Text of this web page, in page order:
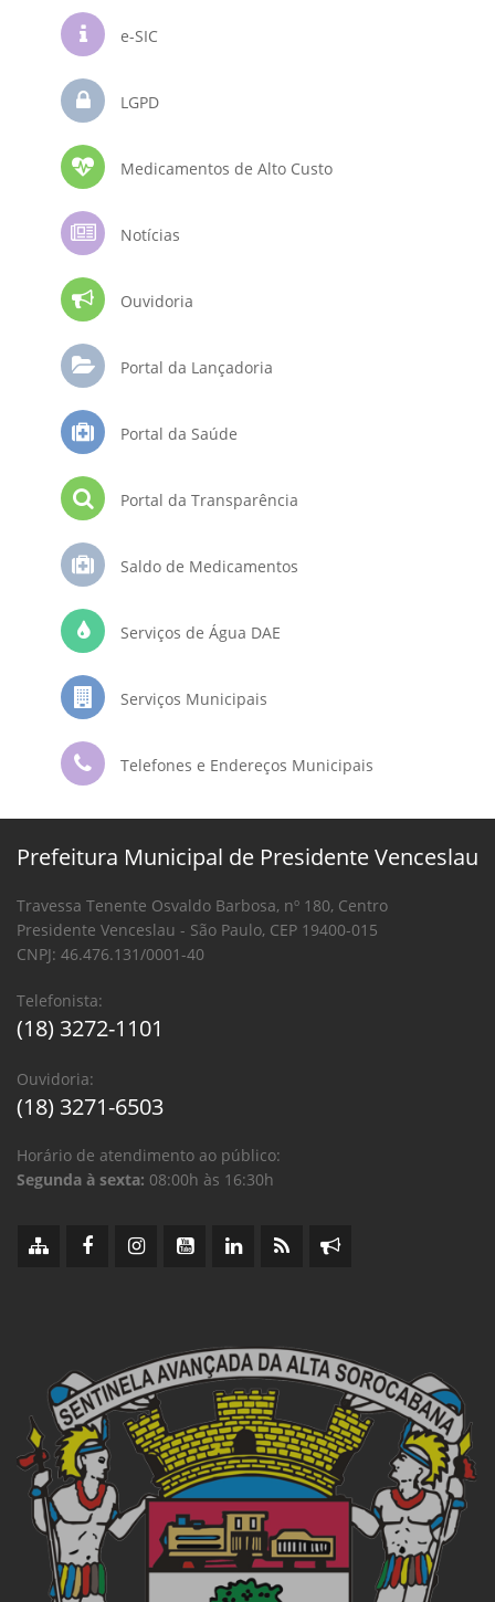
e-SIC
LGPD
Medicamentos de Alto Custo
Notícias
Ouvidoria
Portal da Lançadoria
Portal da Saúde
Portal da Transparência
Saldo de Medicamentos
Serviços de Água DAE
Serviços Municipais
Telefones e Endereços Municipais
Prefeitura Municipal de Presidente Venceslau
Travessa Tenente Osvaldo Barbosa, nº 180, Centro
Presidente Venceslau - São Paulo, CEP 19400-015
CNPJ: 46.476.131/0001-40
Telefonista:
(18) 3272-1101
Ouvidoria:
(18) 3271-6503
Horário de atendimento ao público:
Segunda à sexta: 08:00h às 16:30h